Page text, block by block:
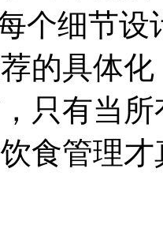
个细节
的具体
只有当
食管理